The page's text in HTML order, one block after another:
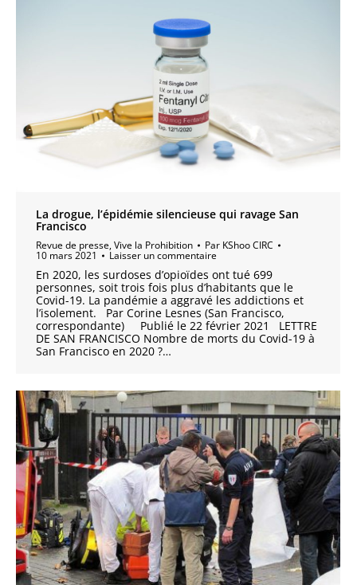
La drogue, l’épidémie silencieuse qui ravage San
Francisco
Revue de presse,Vive la Prohibition Par KShoo CIRC
10 mars 2021 Laisser un commentaire
En 2020, les surdoses d’opioïdes ont tué 699
personnes, soit trois fois plus d’habitants que le
Covid-19. La pandémie a aggravé les addictions et
l’isolement. Par Corine Lesnes (San Francisco,
correspondante) Publié le 22 février 2021 LETTRE
DE SAN FRANCISCO Nombre de morts du Covid-19 à
San Francisco en 2020 ?…